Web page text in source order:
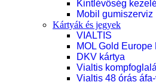
Kintlévőség
Mobil gumiszerviz
Kártyák és jegyek
VIALTIS
MOL Gold Europe
DKV kártya
Vialtis
Vialtis 48 órás